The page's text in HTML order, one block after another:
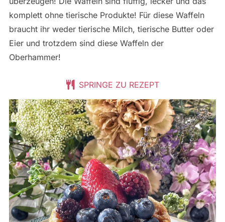
komplett ohne tierische Produkte! Für diese Waffeln
braucht ihr weder tierische Milch, tierische Butter oder
Eier und trotzdem sind diese Waffeln der
Oberhammer!
SPRINGE ZU REZEPT